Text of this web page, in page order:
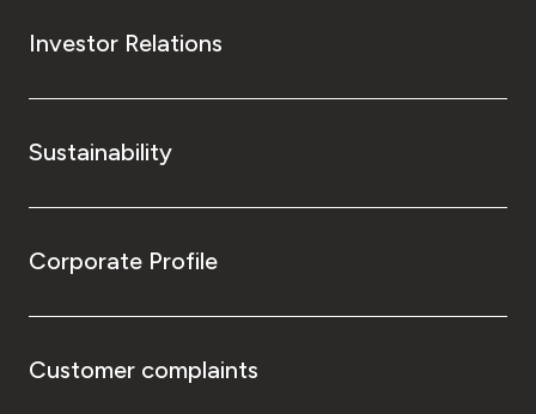
Investor Relations
Sustainability
Corporate Profile
Customer complaints